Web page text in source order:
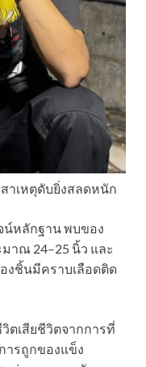
สาเหตุดับยิ่งสลดหนัก
น์หลักฐาน พบของ
าณ 24–25 นิ้ว และ
งชิ้นมีคราบเลือดติด
ตเสียชีวิตจากการที่
ารถูกของแข็ง